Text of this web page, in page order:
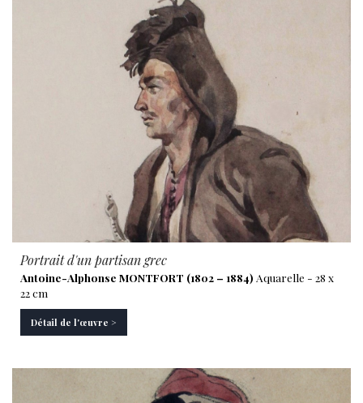
Portrait d'un partisan grec
Antoine-Alphonse MONTFORT (1802 – 1884) Aquarelle - 28 x
22 cm
Détail de l'œuvre >